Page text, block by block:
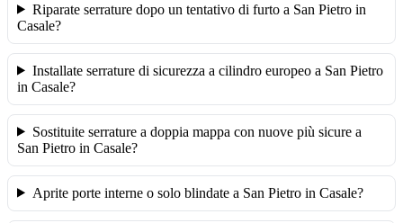
Riparate serrature dopo un tentativo di furto a San Pietro in
Casale?
Installate serrature di sicurezza a cilindro europeo a San Pietro
in Casale?
Sostituite serrature a doppia mappa con nuove più sicure a
San Pietro in Casale?
Aprite porte interne o solo blindate a San Pietro in Casale?